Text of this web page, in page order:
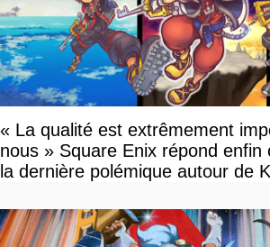
« La qualité est extrêmement
nous » Square Enix répond enfin
la dernière polémique autour de